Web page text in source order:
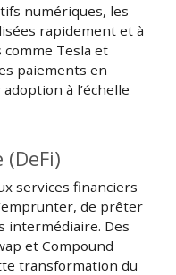
numériques, les
rapidement et à
Tesla et
paiements en
à l’échelle
services financiers
de prêter
intermédiaire. Des
et Compound
transformation du